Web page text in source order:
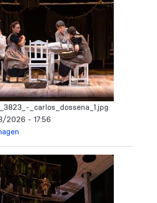
_carlos_dossena_1.jpg
2026 - 17:56